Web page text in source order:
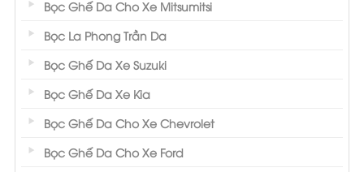
Bọc Ghế Da Cho Xe Mitsumitsi
Bọc La Phong Trần Da
Bọc Ghế Da Xe Suzuki
Bọc Ghế Da Xe Kia
Bọc Ghế Da Cho Xe Chevrolet
Bọc Ghế Da Cho Xe Ford